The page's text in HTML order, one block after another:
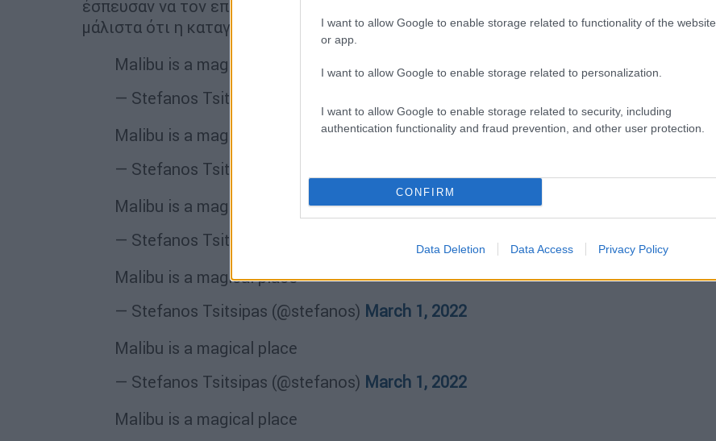
I want to allow Google to enable storage related to functionality of the website
or app.
I want to allow Google to enable storage related to personalization.
I want to allow Google to enable storage related to security, including
authentication functionality and fraud prevention, and other user protection.
CONFIRM
Data Deletion Data Access Privacy Policy
έσπευσαν να τον επαναφέρουν στη σκληρή πραγματικότητα, θυμίζοντάς του
μάλιστα ότι η καταγωγή της μητέρας του είναι από τη Ρωσία.
Malibu is a magical place
— Stefanos Tsitsipas (@stefanos)
Malibu is a magical place
— Stefanos Tsitsipas (@stefanos)
Malibu is a magical place
— Stefanos Tsitsipas (@stefanos)
Malibu is a magical place
— Stefanos Tsitsipas (@stefanos) March 1, 2022
Malibu is a magical place
— Stefanos Tsitsipas (@stefanos) March 1, 2022
Malibu is a magical place